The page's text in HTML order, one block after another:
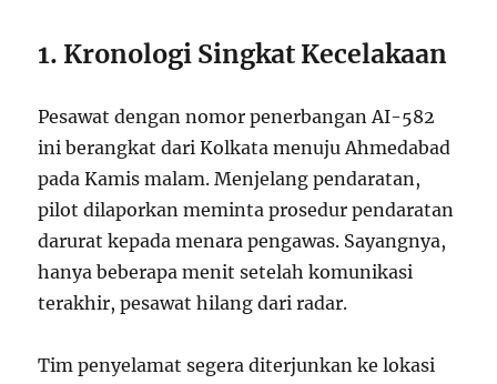
1. Kronologi Singkat Kecelakaan
Pesawat dengan nomor penerbangan AI-582
ini berangkat dari Kolkata menuju Ahmedabad
pada Kamis malam. Menjelang pendaratan,
pilot dilaporkan meminta prosedur pendaratan
darurat kepada menara pengawas. Sayangnya,
hanya beberapa menit setelah komunikasi
terakhir, pesawat hilang dari radar.
Tim penyelamat segera diterjunkan ke lokasi